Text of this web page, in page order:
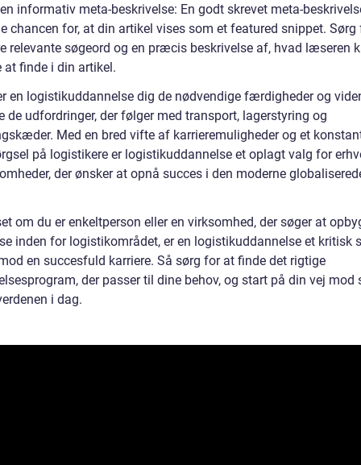
informativ meta-beskrivelse: En godt skrevet meta-
chancen for, at din artikel vises som et featured snippet. Sørg
relevante søgeord og en præcis beskrivelse af, hvad læseren
at finde i din artikel.
en logistikuddannelse dig de nødvendige færdigheder og
de udfordringer, der følger med transport, lagerstyring og
Med en bred vifte af karrieremuligheder og et
på logistikere er logistikuddannelse et oplagt valg for
der ønsker at opnå succes i den moderne
om du er enkeltperson eller en virksomhed, der søger at
inden for logistikområdet, er en logistikuddannelse et kritisk
en succesfuld karriere. Så sørg for at finde det rigtige
der passer til dine behov, og start på din vej mod
i dag.